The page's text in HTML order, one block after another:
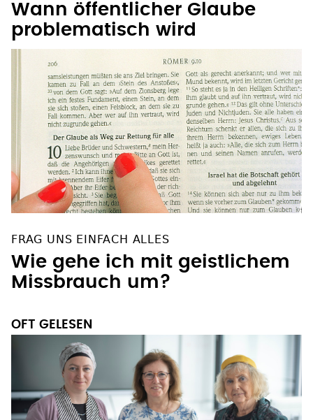
Wann öffentlicher Glaube
problematisch wird
FRAG UNS EINFACH ALLES
Wie gehe ich mit geistlichem
Missbrauch um?
OFT GELESEN